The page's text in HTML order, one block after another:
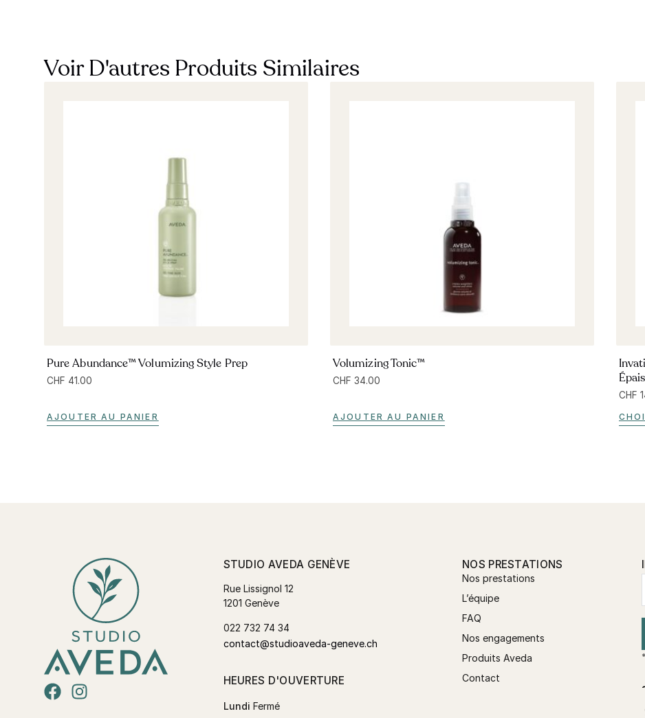
Voir D'autres Produits Similaires
Pure Abundance™ Volumizing Style Prep
CHF 41.00
AJOUTER AU PANIER
Volumizing Tonic™
CHF 34.00
AJOUTER AU PANIER
CHF
STUDIO AVEDA GENÈVE
Rue Lissignol 12
1201 Genève
022 732 74 34
contact@studioaveda-geneve.ch
HEURES D'OUVERTURE
Lundi Fermé
NOS PRESTATIONS
Nos prestations
L’équipe
FAQ
Nos engagements
Produits Aveda
Contact